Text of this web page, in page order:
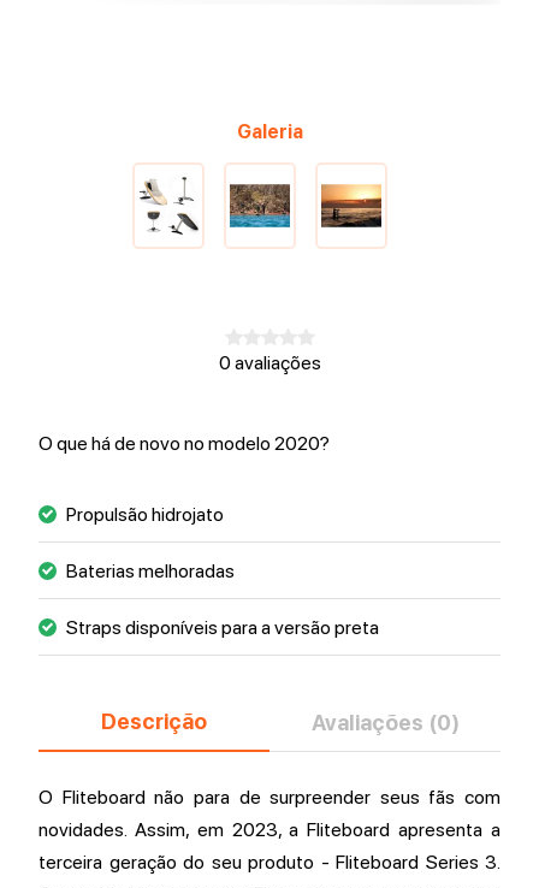
Galeria
0 avaliações
O que há de novo no modelo 2020?
Propulsão hidrojato
Baterias melhoradas
Straps disponíveis para a versão preta
Descrição Avaliações (0)
O Fliteboard não para de surpreender seus fãs com
novidades. Assim, em 2023, a Fliteboard apresenta a
terceira geração do seu produto - Fliteboard Series 3.